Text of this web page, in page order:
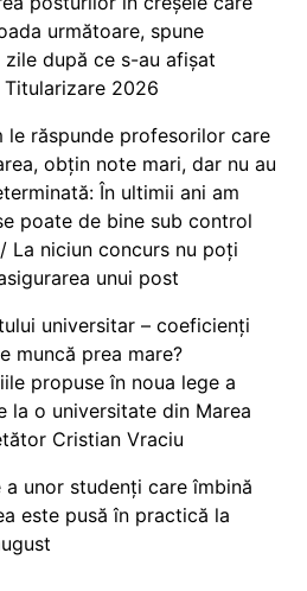
următoare, spune
după ce s-au afișat
2026
le răspunde profesorilor care
obțin note mari, dar nu au
În ultimii ani am
poate de bine sub control
La niciun concurs nu poți
unui post
universitar – coeficienți
muncă prea mare?
propuse în noua lege a
la o universitate din Marea
Cristian Vraciu
unor studenți care îmbină
este pusă în practică la